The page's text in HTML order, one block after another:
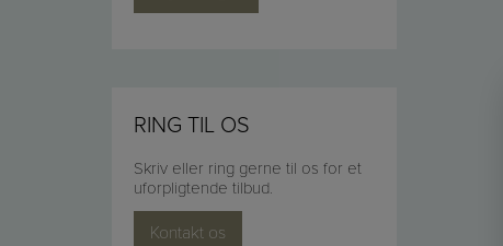
RING TIL OS
Skriv eller ring gerne til os for et
uforpligtende tilbud.
Kontakt os